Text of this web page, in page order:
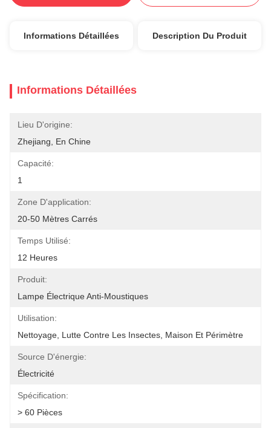
Informations Détaillées Description Du Produit
Informations Détaillées
Lieu D'origine:
Zhejiang, En Chine
Capacité:
1
Zone D'application:
20-50 Mètres Carrés
Temps Utilisé:
12 Heures
Produit:
Lampe Électrique Anti-Moustiques
Utilisation:
Nettoyage, Lutte Contre Les Insectes, Maison Et Périmètre
Source D'énergie:
Électricité
Spécification:
> 60 Pièces